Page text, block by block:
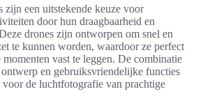
zijn een uitstekende keuze voor
door hun draagbaarheid en
drones zijn ontworpen om snel en
te kunnen worden, waardoor ze perfect
vast te leggen. De combinatie
en gebruiksvriendelijke functies
voor de luchtfotografie van prachtige